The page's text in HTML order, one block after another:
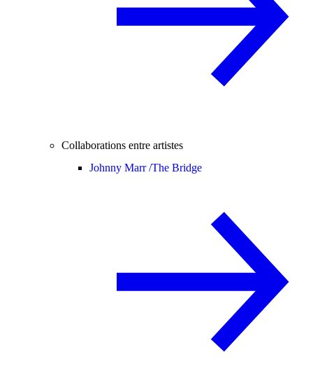
Collaborations entre artistes
Johnny Marr /The Bridge